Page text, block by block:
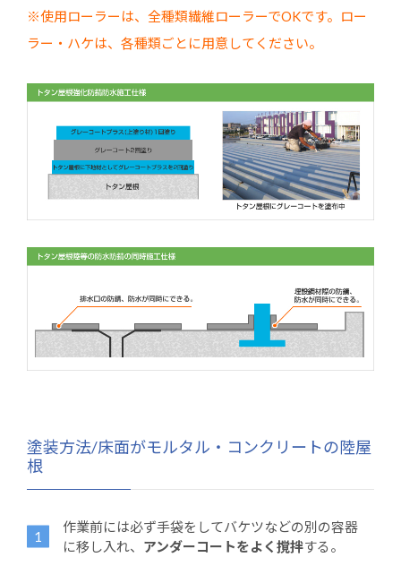
※使用ローラーは、全種類繊維ローラーでOKです。ロー
ラー・ハケは、各種類ごとに用意してください。
塗装方法/床面がモルタル・コンクリートの陸屋
根
作業前には必ず手袋をしてバケツなどの別の容器
に移し入れ、 アンダーコートをよく撹拌する。